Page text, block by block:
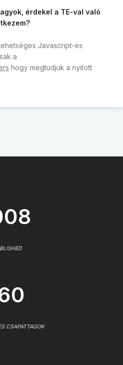
érdekel a TE-val való
Javascript-es
a
hogy megtudjuk a nyitott
CSAPATTAGOK